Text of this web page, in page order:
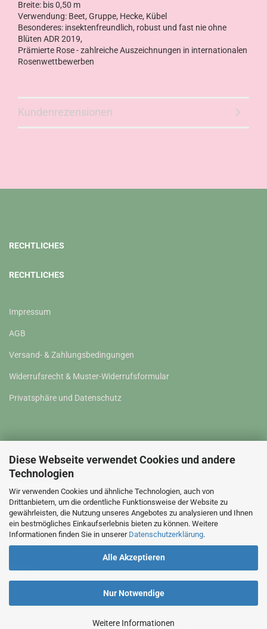
Diese Webseite verwendet Cookies und andere
Technologien
Wir verwenden Cookies und ähnliche Technologien, auch von
Drittanbietern, um die ordentliche Funktionsweise der Website zu
gewährleisten, die Nutzung unseres Angebotes zu analysieren und Ihnen
ein bestmögliches Einkaufserlebnis bieten zu können. Weitere
Informationen finden Sie in unserer Datenschutzerklärung.
Alle Akzeptieren
Nur Notwendige
Weitere Informationen
Breite: bis 0,50 m
Verwendung: Beet, Gruppe, Hecke, Kübel
Besonderes: insektenfreundlich, robust und fast nie ohne
Blüten ADR 2019,
Prämierte Rose - zahlreiche Auszeichnungen in internationalen
Rosenwettbewerben
Kundenrezensionen
RECHTLICHES
RECHTLICHES
Impressum
AGB
Versand- & Zahlungsbedingungen
Widerrufsrecht & Muster-Widerrufsformular
Privatsphäre und Datenschutz
WISSENSWERTES
WISSENSWERTES
Kontakt
Callback Service